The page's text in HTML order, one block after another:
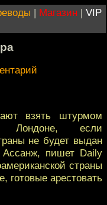
| Магазин | VIP
взять штурмом
Лондоне, если
не будет выдан
Ассанж, пишет Daily
страны
готовые арестовать